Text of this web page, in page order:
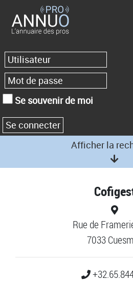
Se souvenir de moi
Afficher la
Rue de
7033